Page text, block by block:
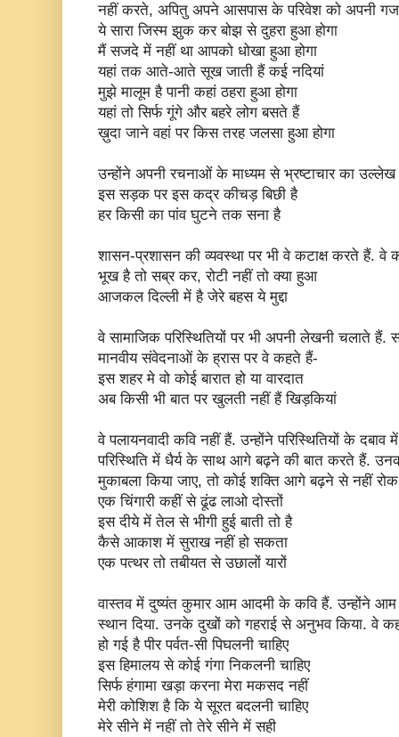
नहीं करते, अपितु अपने आसपास के परिवेश को अपनी
ये सारा जिस्म झुक कर बोझ से दुहरा हुआ होगा
मैं सजदे में नहीं था आपको धोखा हुआ होगा
यहां तक आते-आते सूख जाती हैं कई नदियां
मुझे मालूम है पानी कहां ठहरा हुआ होगा
यहां तो सिर्फ गूंगे और बहरे लोग बसते हैं
ख़ुदा जाने वहां पर किस तरह जलसा हुआ होगा
उन्होंने अपनी रचनाओं के माध्यम से भ्रष्टाचार का
इस सड़क पर इस कद्र कीचड़ बिछी है
हर किसी का पांव घुटने तक सना है
शासन-प्रशासन की व्यवस्था पर भी वे कटाक्ष करते हैं. वे
भूख है तो सब्र कर, रोटी नहीं तो क्या हुआ
आजकल दिल्ली में है जेरे बहस ये मुद्दा
वे सामाजिक परिस्थितियों पर भी अपनी लेखनी चलाते
मानवीय संवेदनाओं के ह्रास पर वे कहते हैं-
इस शहर मे वो कोई बारात हो या वारदात
अब किसी भी बात पर खुलती नहीं हैं खिड़कियां
वे पलायनवादी कवि नहीं हैं. उन्होंने परिस्थितियों के दबाव
परिस्थिति में धैर्य के साथ आगे बढ़ने की बात करते हैं.
मुकाबला किया जाए, तो कोई शक्ति आगे बढ़ने से नहीं
एक चिंगारी कहीं से ढूंढ लाओ दोस्तों
इस दीये में तेल से भीगी हुई बाती तो है
कैसे आकाश में सुराख नहीं हो सकता
एक पत्थर तो तबीयत से उछालों यारों
वास्तव में दुष्यंत कुमार आम आदमी के कवि हैं. उन्होंने आम
स्थान दिया. उनके दुखों को गहराई से अनुभव किया. वे
हो गई है पीर पर्वत-सी पिघलनी चाहिए
इस हिमालय से कोई गंगा निकलनी चाहिए
सिर्फ हंगामा खड़ा करना मेरा मकसद नहीं
मेरी कोशिश है कि ये सूरत बदलनी चाहिए
मेरे सीने में नहीं तो तेरे सीने में सही